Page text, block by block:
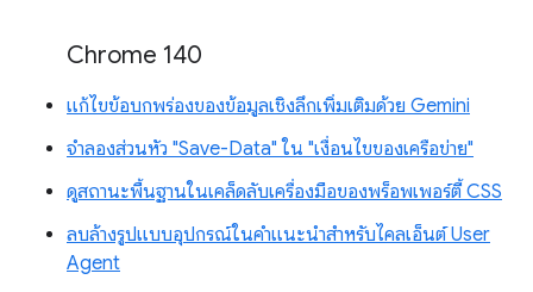
Chrome 140
แก้ไขข้อบกพร่องของข้อมูลเชิงลึกเพิ่มเติมด้วย Gemini
จำลองส่วนหัว "Save-Data" ใน "เงื่อนไขของเครือข่าย"
ดูสถานะพื้นฐานในเคล็ดลับเครื่องมือของพร็อพเพอร์ตี้ CSS
ลบล้างรูปแบบอุปกรณ์ในคำแนะนำสำหรับไคลเอ็นต์ User
Agent